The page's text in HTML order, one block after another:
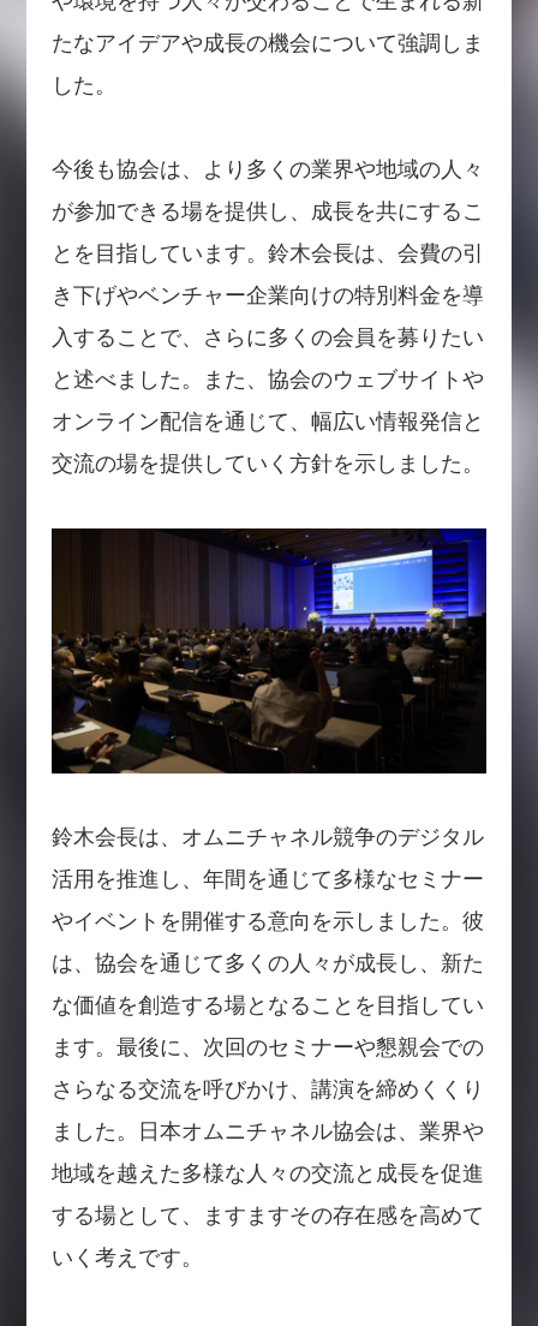
たなアイデアや成長の機会について強調しま
した。
今後も協会は、より多くの業界や地域の人々
が参加できる場を提供し、成長を共にするこ
とを目指しています。鈴木会長は、会費の引
き下げやベンチャー企業向けの特別料金を導
入することで、さらに多くの会員を募りたい
と述べました。また、協会のウェブサイトや
オンライン配信を通じて、幅広い情報発信と
交流の場を提供していく方針を示しました。
鈴木会長は、オムニチャネル競争のデジタル
活用を推進し、年間を通じて多様なセミナー
やイベントを開催する意向を示しました。彼
は、協会を通じて多くの人々が成長し、新た
な価値を創造する場となることを目指してい
ます。最後に、次回のセミナーや懇親会での
さらなる交流を呼びかけ、講演を締めくくり
ました。日本オムニチャネル協会は、業界や
地域を越えた多様な人々の交流と成長を促進
する場として、ますますその存在感を高めて
いく考えです。